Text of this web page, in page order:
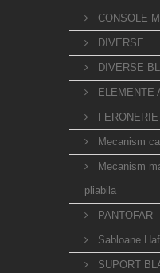
CONSOLE
DIVERSE
DIVERSE
ELEMENTE
FERONERIE
Mecanism
Mecanism
pliabila
PANTOFAR
Sabloane
SUPORT